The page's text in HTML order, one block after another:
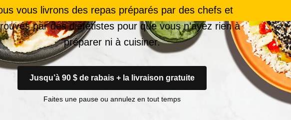
vous livrons des repas préparés par des chefs et
par des diététistes pour que vous n’ayez rien à
préparer ni à cuisiner.
Jusqu’à 90 $ de rabais + la livraison gratuite
Faites une pause ou annulez en tout temps